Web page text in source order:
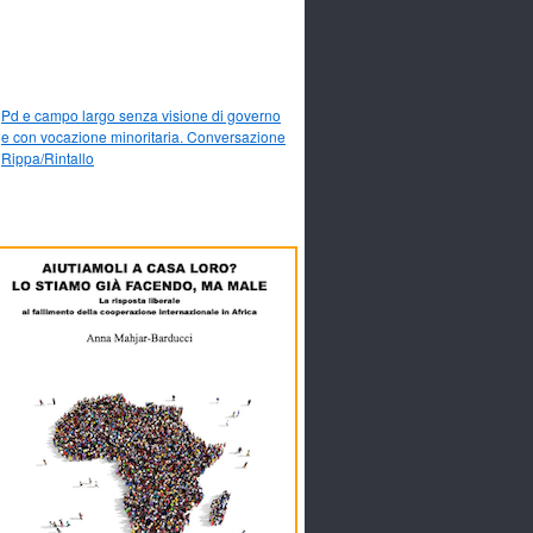
Pd e campo largo senza visione di governo
e con vocazione minoritaria. Conversazione
Rippa/Rintallo